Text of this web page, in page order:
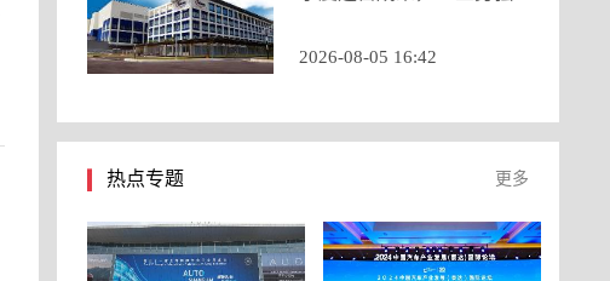
史新高
2026-08-05 16:42
热点专题 更多